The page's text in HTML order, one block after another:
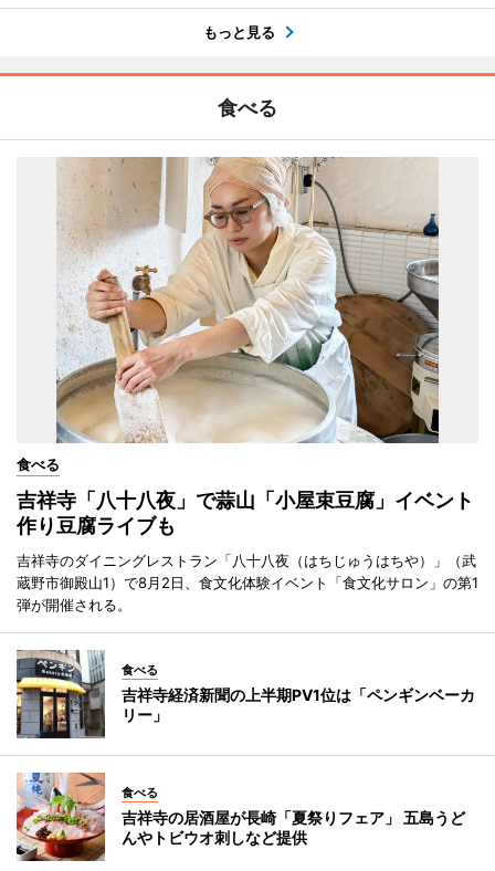
もっと見る
食べる
食べる
吉祥寺「八十八夜」で蒜山「小屋束豆腐」イベント
作り豆腐ライブも
吉祥寺のダイニングレストラン「八十八夜（はちじゅうはちや）」（武
蔵野市御殿山1）で8月2日、食文化体験イベント「食文化サロン」の第1
弾が開催される。
食べる
吉祥寺経済新聞の上半期PV1位は「ペンギンベーカ
リー」
食べる
吉祥寺の居酒屋が長崎「夏祭りフェア」 五島うど
んやトビウオ刺しなど提供